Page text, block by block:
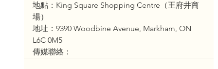
地點：King Square Shopping Centre（王府井商
場）
地址：9390 Woodbine Avenue, Markham, ON
L6C 0M5
傳媒聯絡：